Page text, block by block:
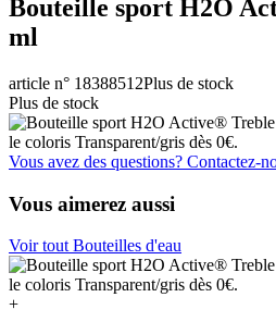
Bouteille sport H2O
ml
article n° 18388512Plus de stock
Plus de stock
Vous avez des questions? Contactez-
Vous aimerez aussi
Voir tout Bouteilles d'eau
+